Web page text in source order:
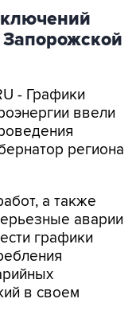
- Графики
ввели
региона
а также
аварии
графики
в своем